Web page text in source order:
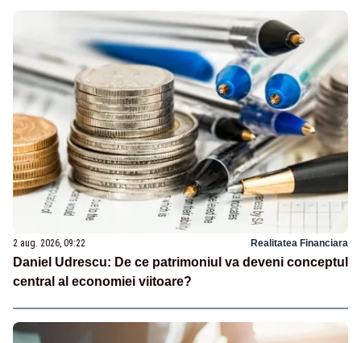
2 aug. 2026, 09:22 Realitatea Financiara
Daniel Udrescu: De ce patrimoniul va deveni conceptul
central al economiei viitoare?